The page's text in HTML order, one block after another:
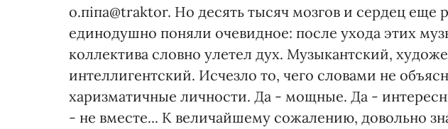
о.піпа@traktor. Но десять тысяч мозгов и сердец еще
единодушно поняли очевидное: после ухода этих
коллектива словно улетел дух. Музыкантский,
интеллигентский. Исчезло то, чего словами не
харизматичные личности. Да - мощные. Да -
- не вместе... К величайшему сожалению, довольно